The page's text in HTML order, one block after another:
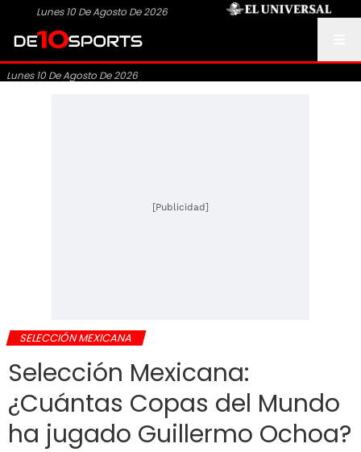
Lunes 10 De Agosto De 2026
Lunes 10 De Agosto De 2026
[Publicidad]
SELECCIÓN MEXICANA
Selección Mexicana:
¿Cuántas Copas del Mundo
ha jugado Guillermo Ochoa?